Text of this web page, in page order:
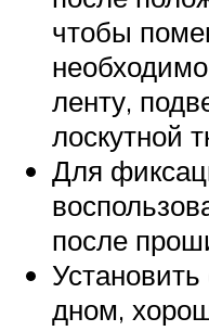
чтобы
ленту,
лоскутной
Для
после
дном,